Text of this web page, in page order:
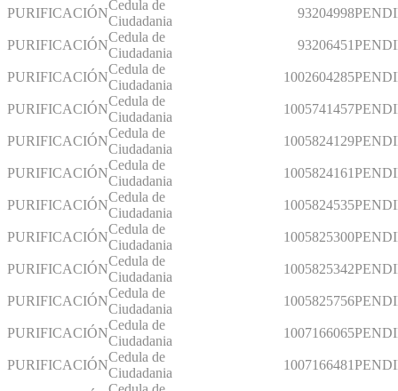
PURIFICACIÓN
Cedula de
Ciudadania
93204998
PURIFICACIÓN
Cedula de
Ciudadania
93206451
PURIFICACIÓN
Cedula de
Ciudadania
1002604285
PURIFICACIÓN
Cedula de
Ciudadania
1005741457
PURIFICACIÓN
Cedula de
Ciudadania
1005824129
PURIFICACIÓN
Cedula de
Ciudadania
1005824161
PURIFICACIÓN
Cedula de
Ciudadania
1005824535
PURIFICACIÓN
Cedula de
Ciudadania
1005825300
PURIFICACIÓN
Cedula de
Ciudadania
1005825342
PURIFICACIÓN
Cedula de
Ciudadania
1005825756
PURIFICACIÓN
Cedula de
Ciudadania
1007166065
PURIFICACIÓN
Cedula de
Ciudadania
1007166481